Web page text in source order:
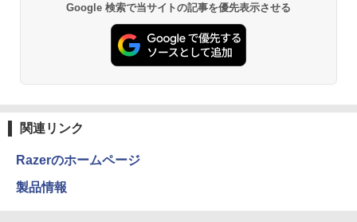
[Explicit]
￥250
富士山の天然水 バナジウム含有 水 ミネラル
ウォーター ペットボトル 静岡県産 500ミリリ
ットル (Smart Basic)
￥1,380
エース)
￥832
Google 検索で当サイトの記事を優先表示させる
関連リンク
Razerのホームページ
製品情報